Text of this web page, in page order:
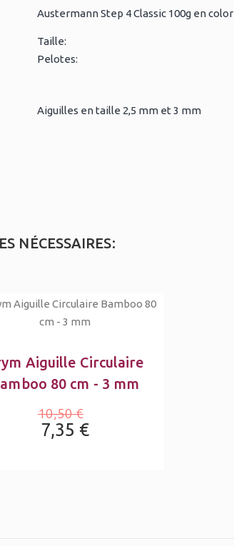
Austermann Step 4 Classic 100g en
Taille:
Pelotes:
Aiguilles en taille 2,5 mm et 3 mm
NÉCESSAIRES:
Aiguille Circulaire
80 cm - 3 mm
10,50 €
7,35 €